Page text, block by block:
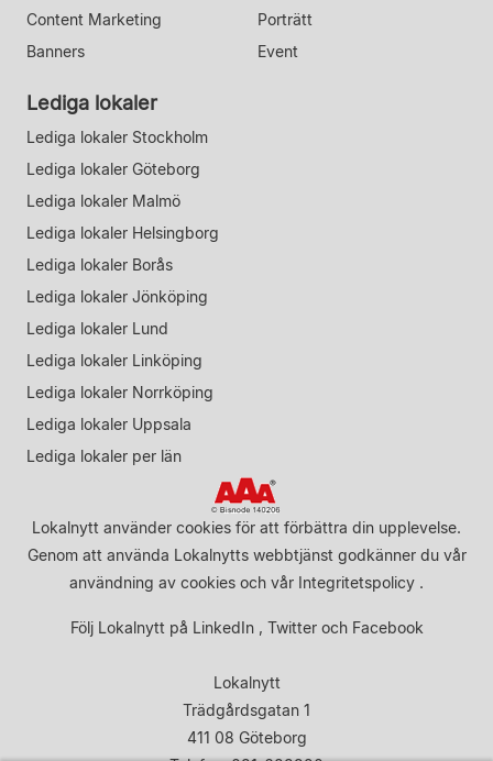
Content Marketing
Banners
Porträtt
Event
Lediga lokaler
Lediga lokaler Stockholm
Lediga lokaler Göteborg
Lediga lokaler Malmö
Lediga lokaler Helsingborg
Lediga lokaler Borås
Lediga lokaler Jönköping
Lediga lokaler Lund
Lediga lokaler Linköping
Lediga lokaler Norrköping
Lediga lokaler Uppsala
Lediga lokaler per län
Lokalnytt använder cookies för att förbättra din upplevelse.
Genom att använda Lokalnytts webbtjänst godkänner du vår
användning av cookies och vår Integritetspolicy .
Följ Lokalnytt på LinkedIn, Twitteroch Facebook
Lokalnytt
Trädgårdsgatan 1
411 08 Göteborg